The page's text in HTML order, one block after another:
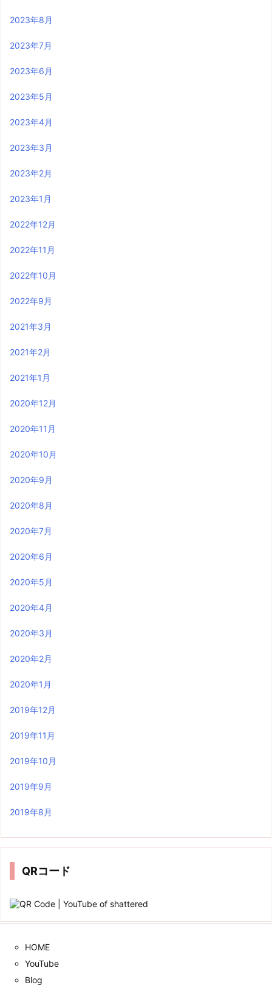
2023年8月
2023年7月
2023年6月
2023年5月
2023年4月
2023年3月
2023年2月
2023年1月
2022年12月
2022年11月
2022年10月
2022年9月
2021年3月
2021年2月
2021年1月
2020年12月
2020年11月
2020年10月
2020年9月
2020年8月
2020年7月
2020年6月
2020年5月
2020年4月
2020年3月
2020年2月
2020年1月
2019年12月
2019年11月
2019年10月
2019年9月
2019年8月
QRコード
HOME
YouTube
Blog